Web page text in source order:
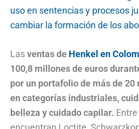
uso en sentencias y procesos
cambiar la formación de los
Lasventas de Henkel en
100,8 millones de euros
por un portafolio de más de
en categorías industriales,
belleza y cuidado capilar.